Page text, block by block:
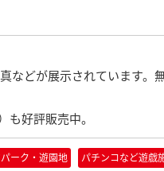
などが展示されています。
も好評販売中。
ーク・遊園地
パチンコなど遊戯